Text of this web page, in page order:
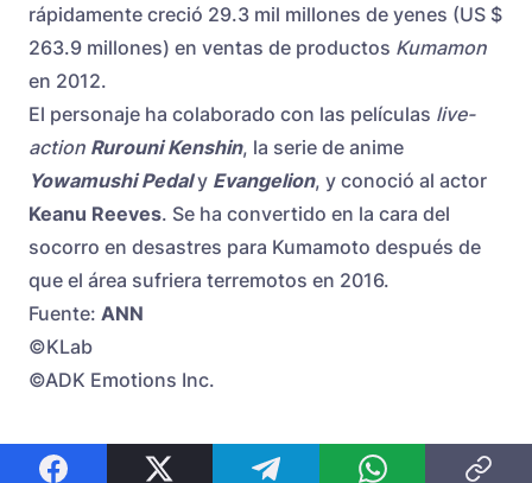
rápidamente creció 29.3 mil millones de yenes (US $
263.9 millones) en ventas de productos Kumamon
en 2012.
El personaje ha colaborado con las películas live-
action Rurouni Kenshin, la serie de anime
Yowamushi Pedaly Evangelion, y conoció al actor
Keanu Reeves. Se ha convertido en la cara del
socorro en desastres para Kumamoto después de
que el área sufriera terremotos en 2016.
Fuente: ANN
©KLab
©ADK Emotions Inc.